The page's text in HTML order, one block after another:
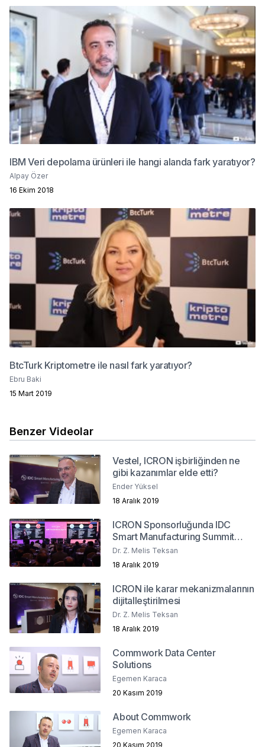
IBM Veri depolama ürünleri ile hangi alanda fark yaratıyor?
Alpay Özer
16 Ekim 2018
BtcTurk Kriptometre ile nasıl fark yaratıyor?
Ebru Baki
15 Mart 2019
Benzer Videolar
Vestel, ICRON işbirliğinden ne
gibi kazanımlar elde etti?
Ender Yüksel
18 Aralık 2019
ICRON Sponsorluğunda IDC
Smart Manufacturing Summit
2019
Dr. Z. Melis Teksan
18 Aralık 2019
ICRON ile karar mekanizmalarının
dijitalleştirilmesi
Dr. Z. Melis Teksan
18 Aralık 2019
Commwork Data Center
Solutions
Egemen Karaca
20 Kasım 2019
About Commwork
Egemen Karaca
20 Kasım 2019